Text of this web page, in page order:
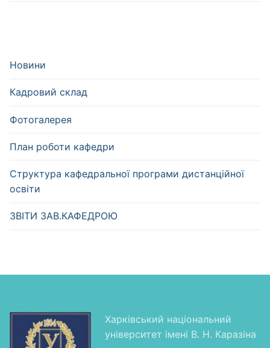
Новини
Кадровий склад
Фотогалерея
План роботи кафедри
Структура кафедральної програми дистанційної
освіти
ЗВІТИ ЗАВ.КАФЕДРОЮ
Харківський національний
університет імені В. Н. Каразіна